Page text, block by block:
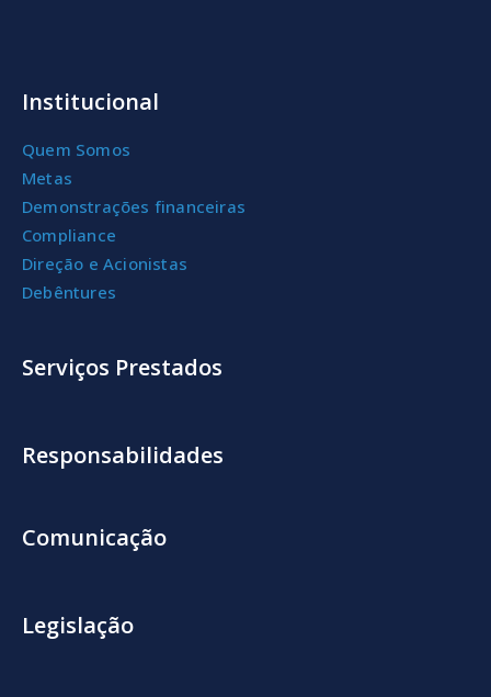
Institucional
Quem Somos
Metas
Demonstrações financeiras
Compliance
Direção e Acionistas
Debêntures
Serviços Prestados
Responsabilidades
Comunicação
Legislação